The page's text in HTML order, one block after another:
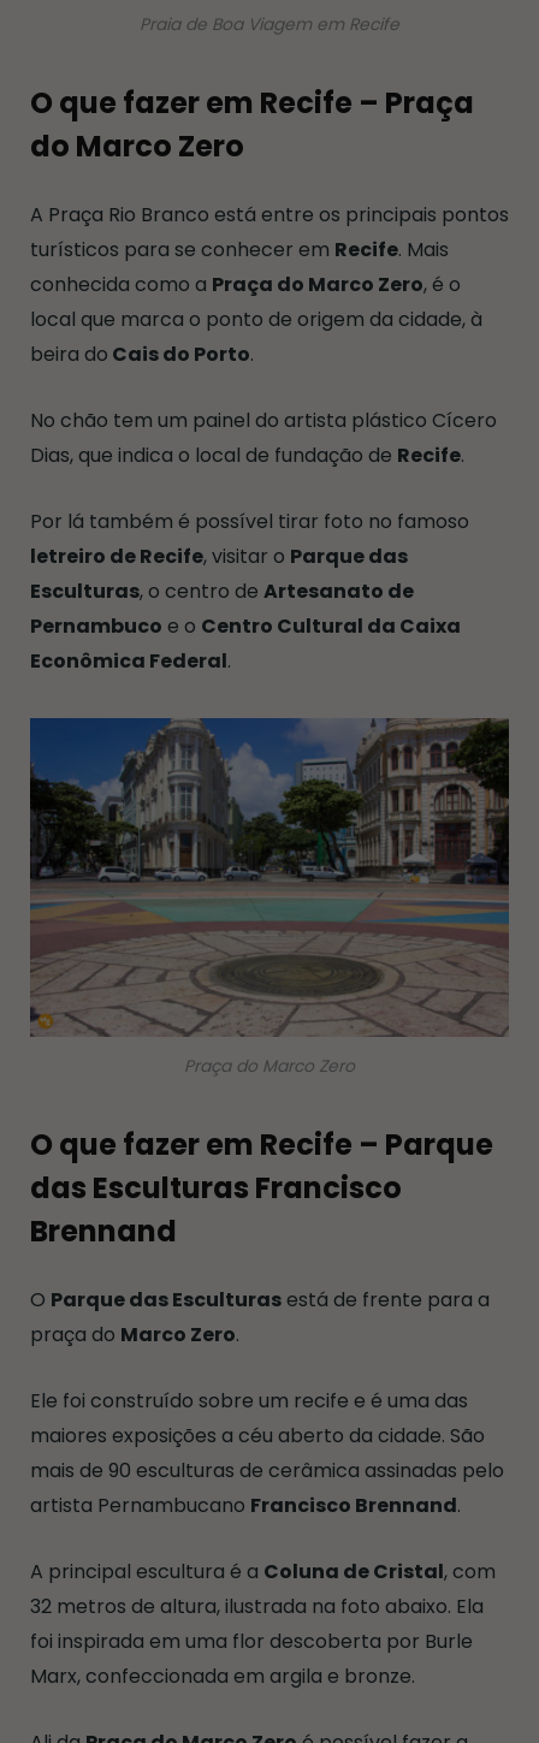
Praia de Boa Viagem em Recife
O que fazer em Recife – Praça
do Marco Zero
A Praça Rio Branco está entre os principais pontos
turísticos para se conhecer em Recife. Mais
conhecida como a Praça do Marco Zero, é o
local que marca o ponto de origem da cidade, à
beira do Cais do Porto.
No chão tem um painel do artista plástico Cícero
Dias, que indica o local de fundação de Recife.
Por lá também é possível tirar foto no famoso
letreiro de Recife, visitar o Parque das
Esculturas, o centro de Artesanato de
Pernambuco e o Centro Cultural da Caixa
Econômica Federal.
Praça do Marco Zero
O que fazer em Recife – Parque
das Esculturas Francisco
Brennand
O Parque das Esculturasestá de frente para a
praça do Marco Zero.
Ele foi construído sobre um recife e é uma das
maiores exposições a céu aberto da cidade. São
mais de 90 esculturas de cerâmica assinadas pelo
artista Pernambucano Francisco Brennand.
A principal escultura é a Coluna de Cristal, com
32 metros de altura, ilustrada na foto abaixo. Ela
foi inspirada em uma flor descoberta por Burle
Marx, confeccionada em argila e bronze.